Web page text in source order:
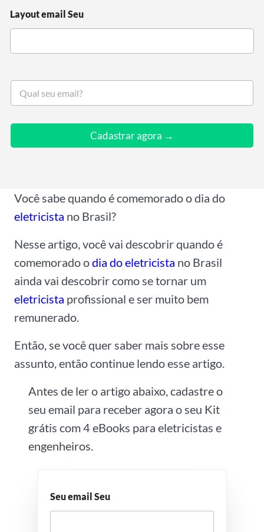
Layout email Seu
S
u
Cadastrar agora →
Você sabe quando é comemorado o dia do
eletricista no Brasil?
Nesse artigo, você vai descobrir quando é
comemorado odia do eletricista no Brasil
ainda vai descobrir como se tornar um
eletricista profissional e ser muito bem
remunerado.
Então, se você quer saber mais sobre esse
assunto, então continue lendo esse artigo.
Antes de ler o artigo abaixo, cadastre o
seu email para receber agora o seu Kit
grátis com 4 eBooks para eletricistas e
engenheiros.
Seu email Seu